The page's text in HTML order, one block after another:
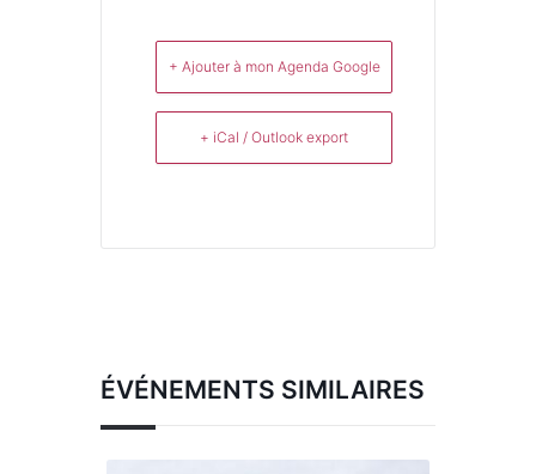
+ Ajouter à mon Agenda Google
+ iCal / Outlook export
ÉVÉNEMENTS SIMILAIRES